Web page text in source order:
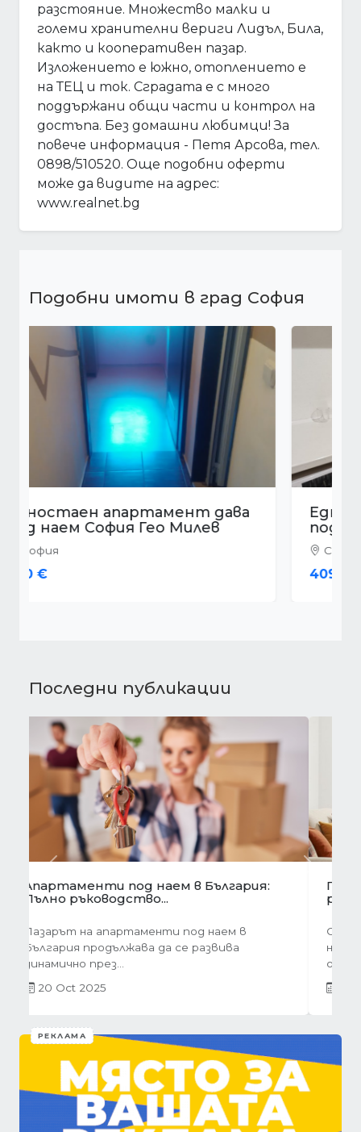
разстояние. Множество малки и
големи хранителни вериги Лидъл, Била,
както и кооперативен пазар.
Изложението е южно, отоплението е
на ТЕЦ и ток. Сградата е с много
поддържани общи части и контрол на
достъпа. Без домашни любимци! За
повече информация - Петя Арсова, тел.
0898/510520. Още подобни оферти
може да видите на адрес:
www.realnet.bg
Подобни имоти в град София
Едностаен апартамент дава
под наем София Център
Последни публикации
Готови завеси за хол на една ръка
разстояние
Скъпи дами, нека си признаем, че понякога
най-голямото предизвикателство в
обзавеждането...
01 Oct 2025
РЕКЛАМА